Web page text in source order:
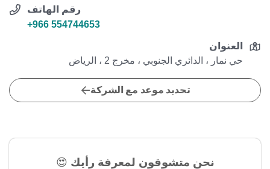
رقم الهاتف
+966 554744653
العنوان
حي نمار ، الدائري الجنوبي ، مخرج 2 ، الرياض
تحديد موعد مع الشركة
نحن متشوقون لمعرفة رأيك 😍